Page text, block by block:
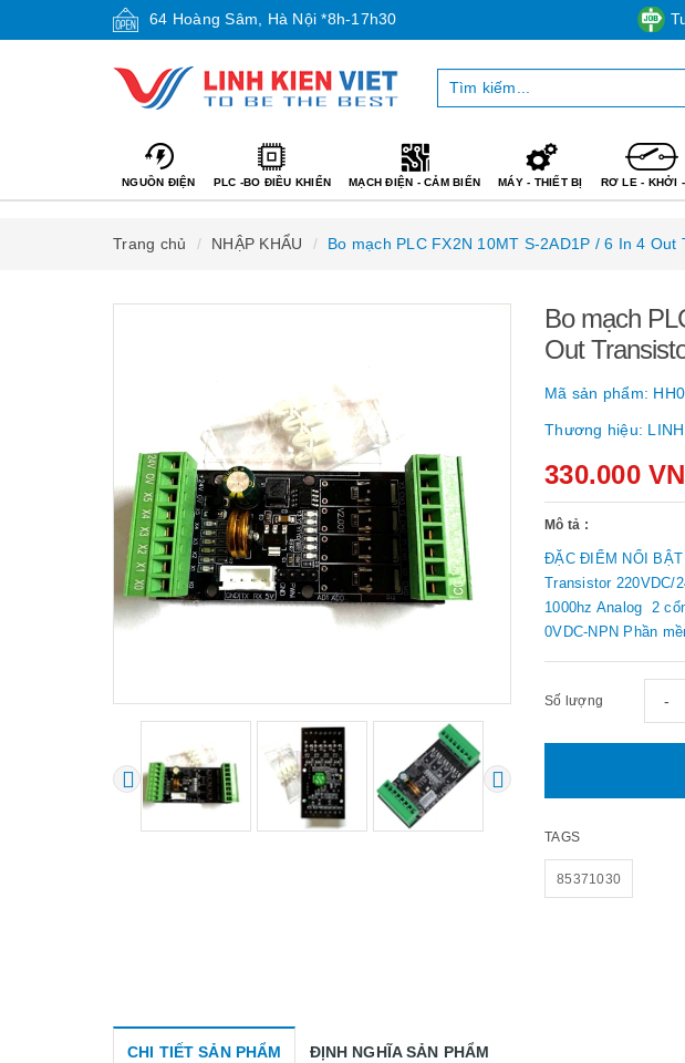
64 Hoàng Sâm, Hà Nội *8h-17h30
NGUỒN ĐIỆN PLC -BO ĐIỀU KHIỂN MẠCH ĐIỆN - CẢM BIẾN MÁY - THIẾT BỊ RƠ LE - KHỞI
Trang chủ NHẬP KHẨU Bo mạch PLC FX2N 10MT S-2AD1P / 6 In 4 Out
Bo mạch
Out
Mã sản phẩm:
Thương hiệu:
330.000
Mô tả :
ĐẶC ĐIỂM NỔI BẬT
Transistor 220VDC/
1000hz Analog 2
0VDC-NPN Phần
Số lượng -
TAGS
85371030
CHI TIẾT SẢN PHẨM ĐỊNH NGHĨA SẢN PHẨM